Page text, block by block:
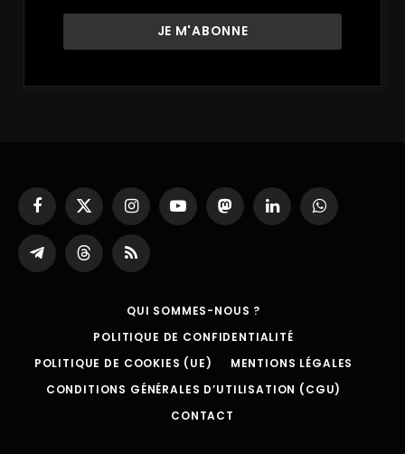
Facebook
X
(Twitter)
InstagramYouTubeMastodonLinkedInWhatsApp
Partager
sur
ThreadsRSS
QUI SOMMES-NOUS ?
POLITIQUE DE CONFIDENTIALITÉ
POLITIQUE DE COOKIES (UE)
MENTIONS LÉGALES
CONDITIONS GÉNÉRALES D’UTILISATION (CGU)
CONTACT